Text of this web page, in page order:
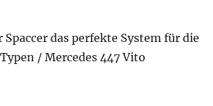
das perfekte System für die
/ Mercedes 447 Vito